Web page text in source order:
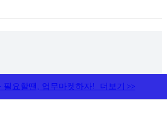
필요할땐, 업무마켓하자! 더보기 >>